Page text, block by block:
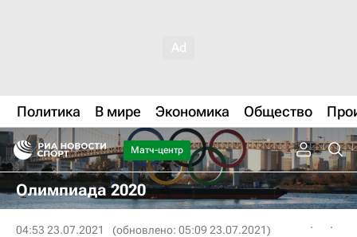
Политика В мире Экономика Общество
Матч-центр
Олимпиада 2020
04:53 23.07.2021 (обновлено: 05:09 23.07.2021)